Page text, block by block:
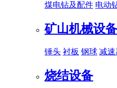
煤电钻及配件 电动
矿山机械设
锤头 衬板 钢球 减速
烧结设备